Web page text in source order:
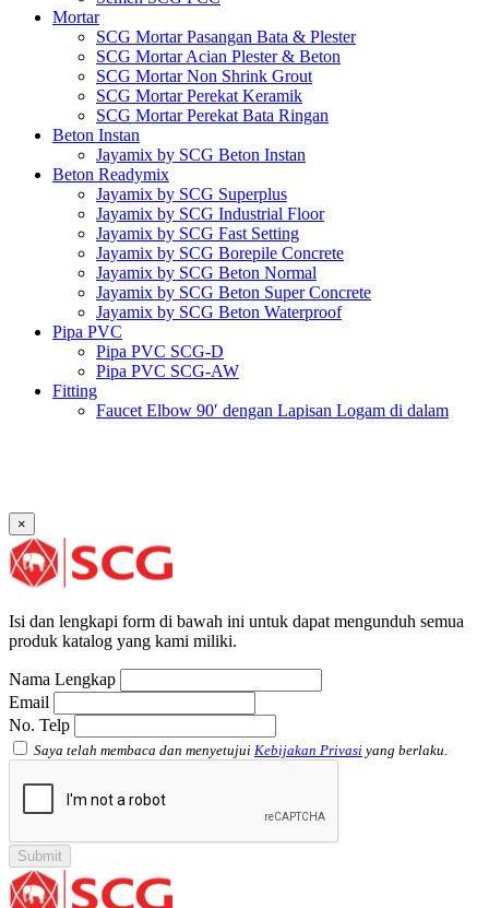
Mortar
SCG Mortar Pasangan Bata & Plester
SCG Mortar Acian Plester & Beton
SCG Mortar Non Shrink Grout
SCG Mortar Perekat Keramik
SCG Mortar Perekat Bata Ringan
Beton Instan
Jayamix by SCG Beton Instan
Beton Readymix
Jayamix by SCG Superplus
Jayamix by SCG Industrial Floor
Jayamix by SCG Fast Setting
Jayamix by SCG Borepile Concrete
Jayamix by SCG Beton Normal
Jayamix by SCG Beton Super Concrete
Jayamix by SCG Beton Waterproof
Pipa PVC
Pipa PVC SCG-D
Pipa PVC SCG-AW
Fitting
Faucet Elbow 90′ dengan Lapisan Logam di dalam
Plug SCG AW
Shinkolite
Atap Akrilik Shinkolite Shade
×
Isi dan lengkapi form di bawah ini untuk dapat mengunduh semua
produk katalog yang kami miliki.
Nama Lengkap
Email
No. Telp
Saya telah membaca dan menyetujui Kebijakan Privasi yang berlaku.